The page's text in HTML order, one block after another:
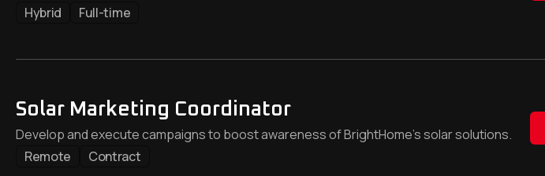
Hybrid
Full-time
Solar Marketing Coordinator
Develop and execute campaigns to boost awareness of BrightHome’s solar solutions.
Remote
Contract